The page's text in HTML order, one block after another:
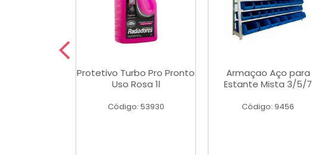
Protetivo Turbo Pro Pronto
Uso Rosa 1l
Código: 53930
Armaçao Aço para
Estante Mista 3/5/7
Código: 9456